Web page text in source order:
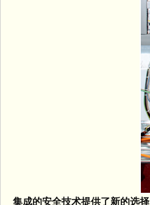
集成的安全技术提供了新的选择